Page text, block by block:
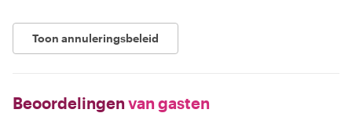
Toon annuleringsbeleid
Beoordelingen van gasten